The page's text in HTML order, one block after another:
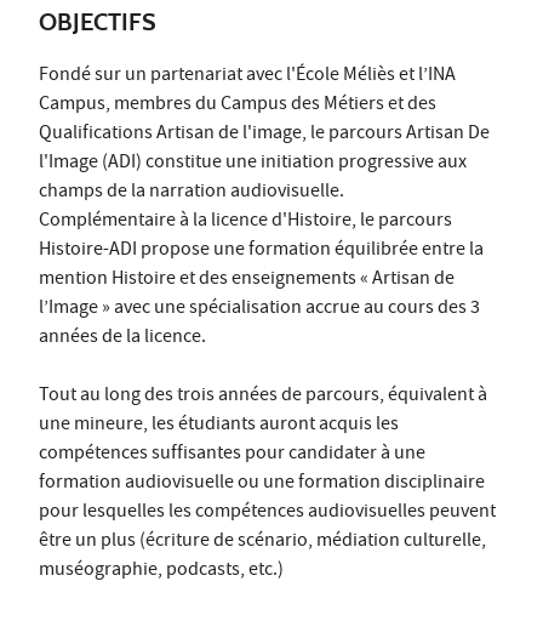
OBJECTIFS
Fondé sur un partenariat avec l'École Méliès et l’INA
Campus, membres du Campus des Métiers et des
Qualifications Artisan de l'image, le parcours Artisan De
l'Image (ADI) constitue une initiation progressive aux
champs de la narration audiovisuelle.
Complémentaire à la licence d'Histoire, le parcours
Histoire-ADI propose une formation équilibrée entre la
mention Histoire et des enseignements « Artisan de
l’Image » avec une spécialisation accrue au cours des 3
années de la licence.
Tout au long des trois années de parcours, équivalent à
une mineure, les étudiants auront acquis les
compétences suffisantes pour candidater à une
formation audiovisuelle ou une formation disciplinaire
pour lesquelles les compétences audiovisuelles peuvent
être un plus (écriture de scénario, médiation culturelle,
muséographie, podcasts, etc.)